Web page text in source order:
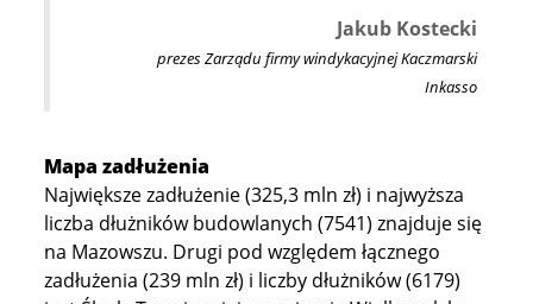
Jakub Kostecki
prezes Zarządu firmy windykacyjnej Kaczmarski
Inkasso
Mapa zadłużenia
Największe zadłużenie (325,3 mln zł) i najwyższa
liczba dłużników budowlanych (7541) znajduje się
na Mazowszu. Drugi pod względem łącznego
zadłużenia (239 mln zł) i liczby dłużników (6179)